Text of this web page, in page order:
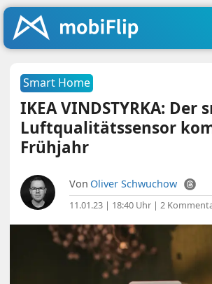
Smart Home
IKEA VINDSTYRKA: Der
Luftqualitätssensor
Frühjahr
Von Oliver Schwuchow
11.01.23 | 18:40 Uhr |2